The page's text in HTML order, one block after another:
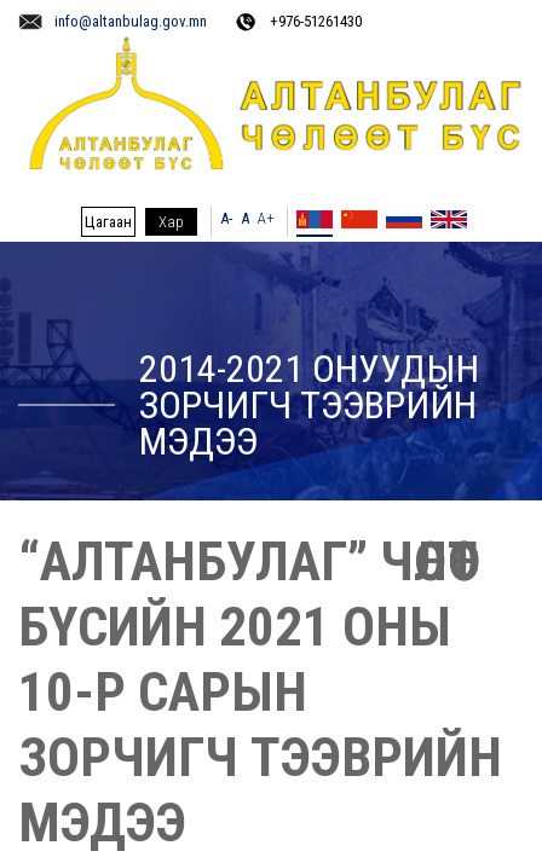
info@altanbulag.gov.mn +976-51261430
Цагаан Хар A- A A+
2014-2021 ОНУУДЫН
ЗОРЧИГЧ ТЭЭВРИЙН
МЭДЭЭ
“АЛТАНБУЛАГ” ЧӨЛӨӨТ
БҮСИЙН 2021 ОНЫ
10-Р САРЫН
ЗОРЧИГЧ ТЭЭВРИЙН
МЭДЭЭ